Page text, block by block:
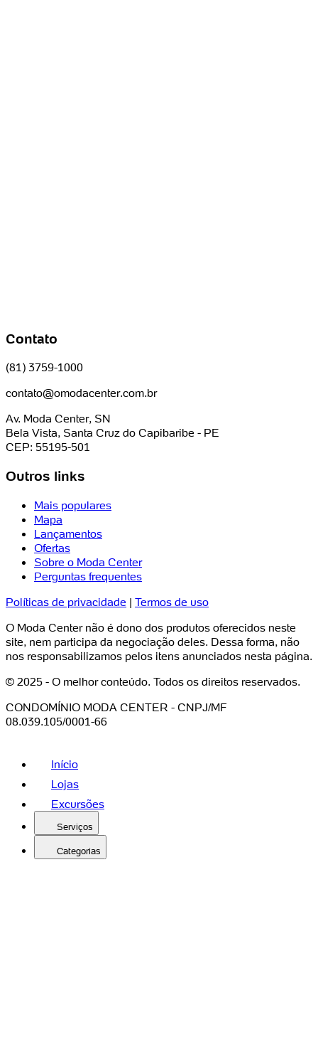
Contato
(81) 3759-1000
contato@omodacenter.com.br
Av. Moda Center, SN
Bela Vista, Santa Cruz do Capibaribe - PE
CEP: 55195-501
Outros links
Mais populares
Mapa
Lançamentos
Ofertas
Sobre o Moda Center
Perguntas frequentes
Políticas de privacidade | Termos de uso
O Moda Center não é dono dos produtos oferecidos neste
site, nem participa da negociação deles. Dessa forma, não
nos responsabilizamos pelos itens anunciados nesta página.
© 2025 - O melhor conteúdo. Todos os direitos reservados.
CONDOMÍNIO MODA CENTER - CNPJ/MF
08.039.105/0001-66
Início
Lojas
Excursões
Serviços
Categorias